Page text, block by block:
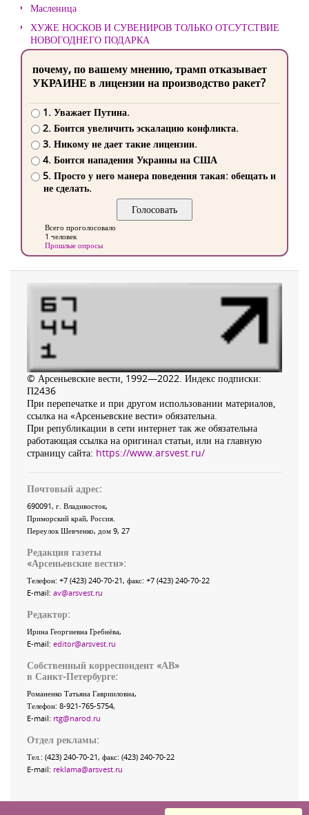
Масленица
ХУЖЕ НОСКОВ И СУВЕНИРОВ ТОЛЬКО ОТСУТСТВИЕ
НОВОГОДНЕГО ПОДАРКА
почему, по вашему мнению, трамп отказывает
УКРАИНЕ в лицензии на производство ракет?
1. Уважает Путина.
2. Боится увеличить эскалацию конфликта.
3. Никому не дает такие лицензии.
4. Боится нападения Украины на США
5. Просто у него манера поведения такая: обещать и
не сделать.
Всего проголосовало
1 человек
Прошлые опросы
© Арсеньевские вести, 1992—2022. Индекс подписки:
П2436
При перепечатке и при другом использовании материалов,
ссылка на «Арсеньевские вести» обязательна.
При републикации в сети интернет так же обязательна
работающая ссылка на оригинал статьи, или на главную
страницу сайта: https://www.arsvest.ru/
Почтовый адрес:
690091, г. Владивосток,
Приморский край, Россия.
Переулок Шевченко, дом 9, 27
Редакция газеты
«Арсеньевские вести»:
Телефон: +7 (423) 240-70-21, факс: +7 (423) 240-70-22
E-mail: av@arsvest.ru
Редактор:
Ирина Георгиевна Гребнёва,
E-mail: editor@arsvest.ru
Собственный корреспондент «АВ»
в Санкт-Петербурге:
Романенко Татьяна Гаврииловна,
Телефон: 8-921-765-5754,
E-mail: rtg@narod.ru
Отдел рекламы:
Тел.: (423) 240-70-21, факс: (423) 240-70-22
E-mail: reklama@arsvest.ru